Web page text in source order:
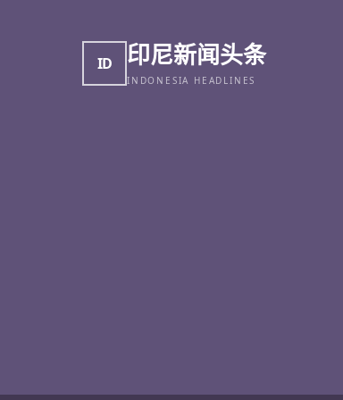
ID 印尼新闻头条
INDONESIA HEADLINES